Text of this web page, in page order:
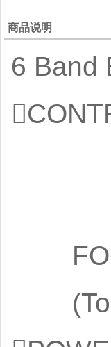
商品说明
6 Band